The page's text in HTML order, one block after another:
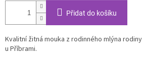
Přidat do košíku
Kvalitní žitná mouka z rodinného mlýna
u Příbrami.